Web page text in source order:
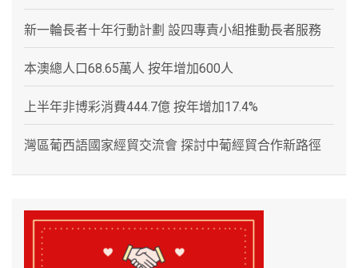
新一輪長者十年行動計劃 設四專責小組推動長者服務
本澳總人口68.65萬人 按年增加600人
上半年非博彩消費444.7億 按年增加17.4%
灣區葡西語國家經貿交流會 探討中葡經貿合作新路徑